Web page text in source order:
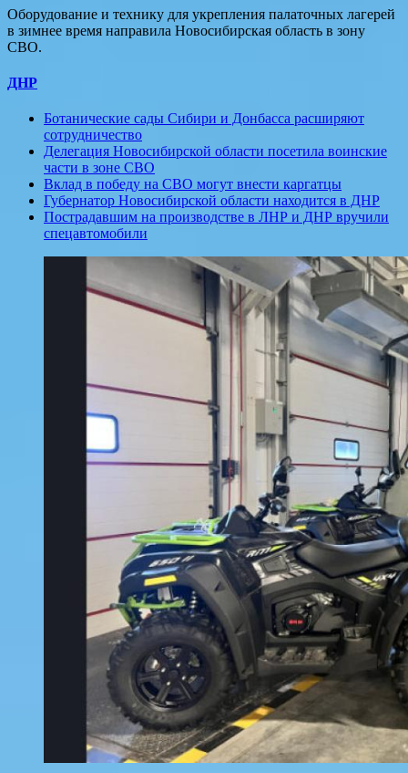
Оборудование и технику для укрепления палаточных лагерей
в зимнее время направила Новосибирская область в зону
СВО.
ДНР
Ботанические сады Сибири и Донбасса расширяют
сотрудничество
Делегация Новосибирской области посетила воинские
части в зоне СВО
Вклад в победу на СВО могут внести каргатцы
Губернатор Новосибирской области находится в ДНР
Пострадавшим на производстве в ЛНР и ДНР вручили
спецавтомобили